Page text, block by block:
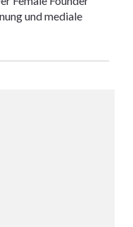
und mediale